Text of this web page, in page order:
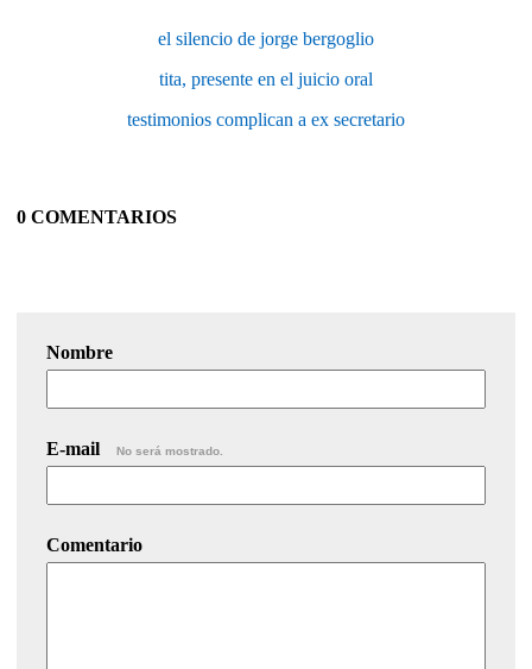
el silencio de jorge bergoglio
tita, presente en el juicio oral
testimonios complican a ex secretario
0 COMENTARIOS
Nombre
E-mail No será mostrado.
Comentario